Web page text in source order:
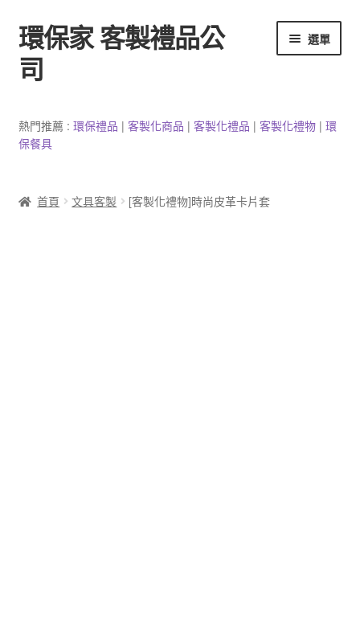
跳
至
導
跳
至
主
容
環保家 客製禮品公
司
選單
3C產品客製
熱門推薦 : 環保禮品 | 客製化商品 | 客製化禮品 | 客製化禮物| 環
保餐具
首頁 文具客製 [客製化禮物]時尚皮革卡片套